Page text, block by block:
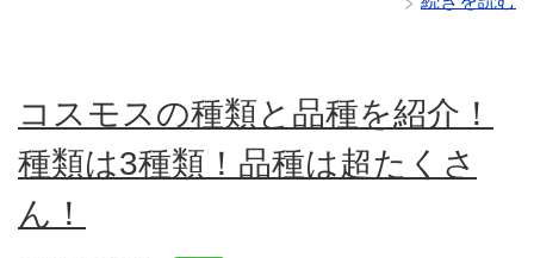
コスモスの種類と品種を紹介！
種類は3種類！品種は超たくさ
ん！